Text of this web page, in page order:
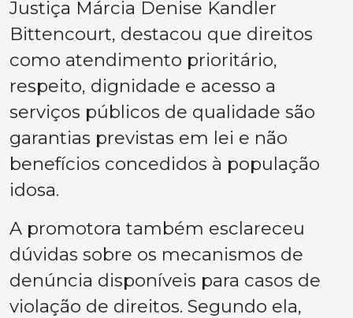
Justiça Márcia Denise Kandler
Bittencourt, destacou que direitos
como atendimento prioritário,
respeito, dignidade e acesso a
serviços públicos de qualidade são
garantias previstas em lei e não
benefícios concedidos à população
idosa.
A promotora também esclareceu
dúvidas sobre os mecanismos de
denúncia disponíveis para casos de
violação de direitos. Segundo ela,